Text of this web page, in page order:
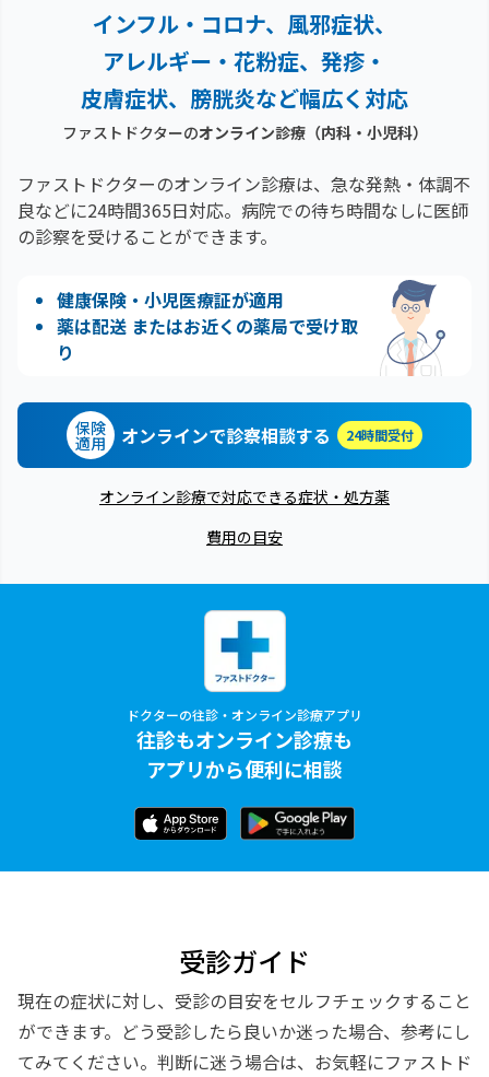
インフル・コロナ、風邪症状、
アレルギー・花粉症、 発疹・
皮膚症状、膀胱炎など幅広く対応
ファストドクターのオンライン診療（内科・小児科）
ファストドクターのオンライン診療は、急な発熱・体調不
良などに24時間365日対応。 病院での待ち時間なしに医師
の診察を受けることができます。
健康保険・小児医療証が適用
薬は配送 またはお近くの薬局で受け取
り
保険
適用 オンラインで診察相談する 24時間受付
オンライン診療で対応できる症状・処方薬
費用の目安
ドクターの往診・オンライン診療アプリ
往診もオンライン診療も
アプリから便利に相談
受診ガイド
現在の症状に対し、受診の目安をセルフチェックすること
ができます。どう受診したら良いか迷った場合、参考にし
てみてください。判断に迷う場合は、お気軽にファストド